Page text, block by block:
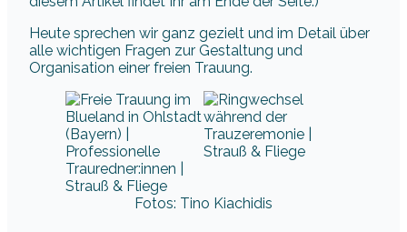
Heute sprechen wir ganz gezielt und im Detail über
alle wichtigen Fragen zur Gestaltung und
Organisation einer freien Trauung.
Fotos: Tino Kiachidis